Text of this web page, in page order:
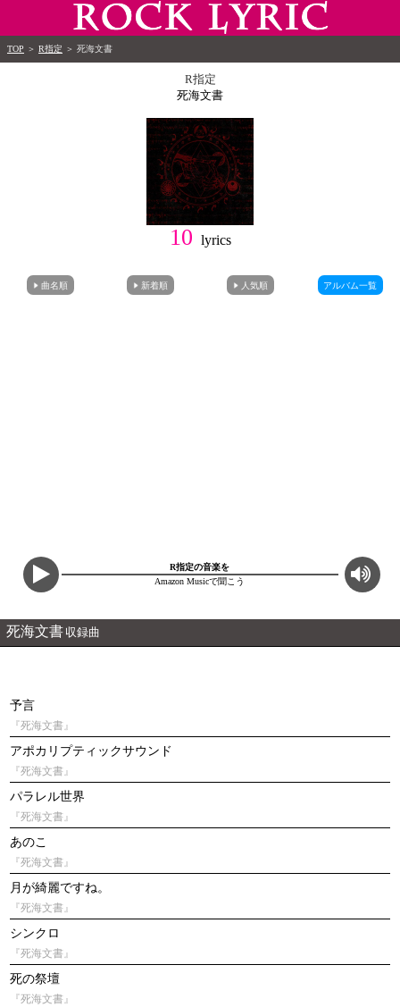
TOP ＞ R指定 ＞ 死海文書
R指定
死海文書
10 lyrics
曲名順 新着順 人気順 アルバム一覧
R指定の音楽を
Amazon Musicで聞こう
死海文書 収録曲
予言
『死海文書』
アポカリプティックサウンド
『死海文書』
パラレル世界
『死海文書』
あのこ
『死海文書』
月が綺麗ですね。
『死海文書』
シンクロ
『死海文書』
死の祭壇
『死海文書』